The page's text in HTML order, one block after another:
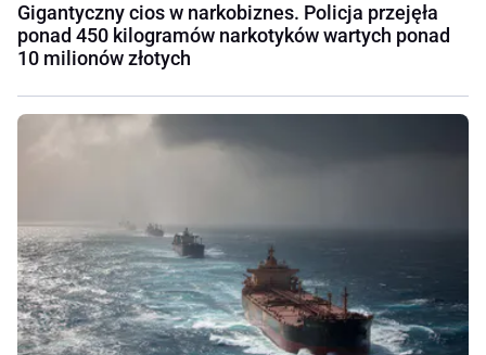
Gigantyczny cios w narkobiznes. Policja przejęła
ponad 450 kilogramów narkotyków wartych ponad
10 milionów złotych